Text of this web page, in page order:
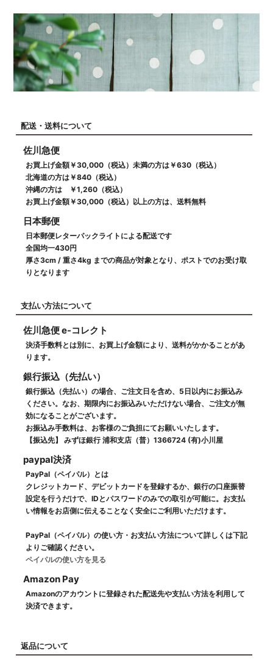
配送・送料について
佐川急便
お買上げ金額￥30,000（税込）未満の方は￥630（税込）
北海道の方は￥840（税込）
沖縄の方は ￥1,260（税込）
お買上げ金額￥30,000（税込）以上の方は、送料無料
日本郵便
日本郵便レターパックライトによる配送です
全国均一430円
厚さ3cm / 重さ4kg までの商品が対象となり、ポストでのお受け取
りとなります
支払い方法について
佐川急便 e-コレクト
決済手数料とは別に、お買上げ金額により、送料がかかることがあ
ります。
銀行振込（先払い）
銀行振込（先払い）の場合、ご注文日を含め、5日以内にお振込み
ください。なお、期限内にお振込みいただけない場合、ご注文が無
効になることがございます。
お振込み手数料は、お客様のご負担にてお願いいたします。
【振込先】 みずほ銀行 浦和支店（普）1366724 (有)小川屋
paypal決済
PayPal（ペイパル）とは
クレジットカード、デビットカードを登録するか、銀行の口座振替
設定を行うだけで、IDとパスワードのみでの取引が可能に。お支払
い情報をお店側に伝えることなく安全にご利用いただけます。
PayPal（ペイパル）の使い方・お支払い方法について詳しくは下記
よりご確認ください。
ペイパルの使い方を見る
Amazon Pay
Amazonのアカウントに登録された配送先や支払い方法を利用して
決済できます。
返品について